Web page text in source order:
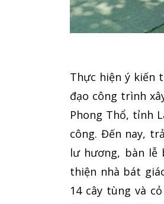
Thực hiện ý kiến
đạo công trình
Phong Thổ, tỉnh
công. Đến nay,
lư hương, bàn lễ
thiện nhà bát
14 cây tùng và